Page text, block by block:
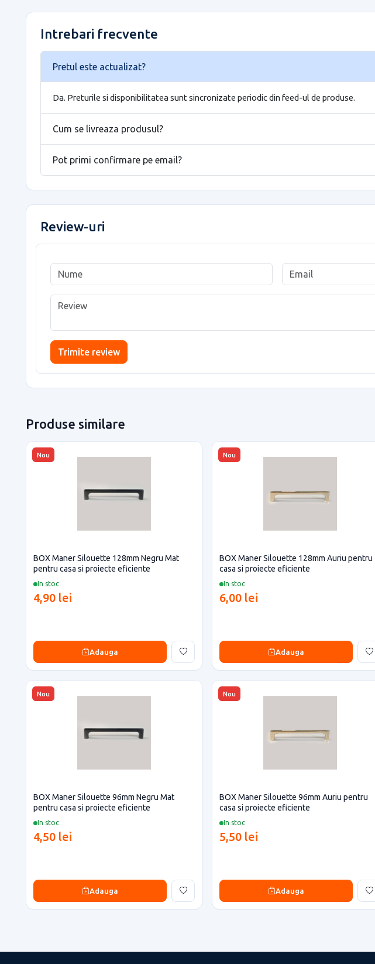
Intrebari frecvente
Pretul este actualizat?
Da. Preturile si disponibilitatea sunt sincronizate periodic din feed-ul de produse.
Cum se livreaza produsul?
Pot primi confirmare pe email?
Review-uri
Trimite review
Produse similare
Nou
In stoc
BOX Maner Silouette 128mm Negru Mat
pentru casa si proiecte eficiente
4,90 lei
Adauga
Nou
In stoc
BOX Maner Silouette 128mm Auriu pentru
casa si proiecte eficiente
6,00 lei
Adauga
Nou
In stoc
BOX Maner Silouette 96mm Negru Mat
pentru casa si proiecte eficiente
4,50 lei
Adauga
Nou
In stoc
BOX Maner Silouette 96mm Auriu pentru
casa si proiecte eficiente
5,50 lei
Adauga